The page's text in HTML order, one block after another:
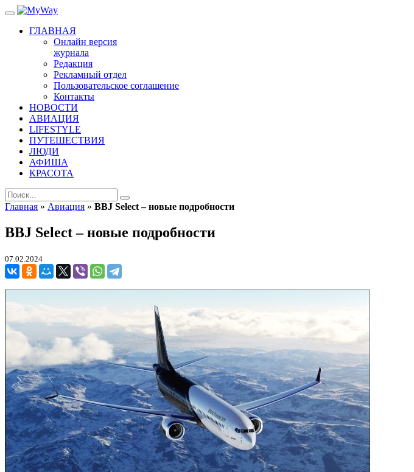
ГЛАВНАЯ
Онлайн версия
журнала
Редакция
Рекламный отдел
Пользовательское соглашение
Контакты
НОВОСТИ
АВИАЦИЯ
LIFESTYLE
ПУТЕШЕСТВИЯ
ЛЮДИ
АФИША
КРАСОТА
Главная » Авиация » BBJ Select – новые подробности
BBJ Select – новые подробности
07.02.2024